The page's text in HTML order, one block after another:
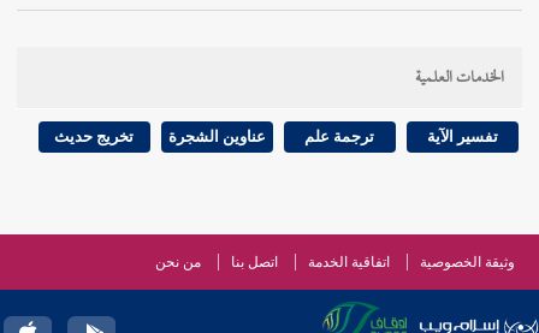
وكونه - صلى الله عليه وسلم - رمى راكبا ليظهر للناس
فعله على ما قررناه في طوافه ، وسعيه في حديثالخدمات العلمية
تفسير الآية ترجمة علم عناوين الشجرة تخريج حديث
وثيقة الخصوصية اتفاقية الخدمة اتصل بنا من نحن